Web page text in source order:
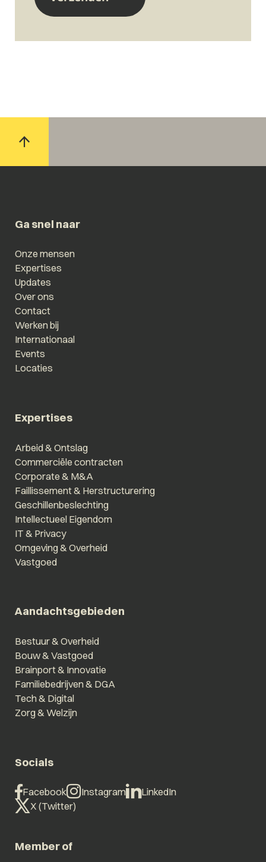
Ga snel naar
Onze mensen
Expertises
Updates
Over ons
Contact
Werken bij
Internationaal
Events
Locaties
Expertises
Arbeid & Ontslag
Commerciële contracten
Corporate & M&A
Faillissement & Herstructurering
Geschillenbeslechting
Intellectueel Eigendom
IT & Privacy
Omgeving & Overheid
Vastgoed
Aandachtsgebieden
Bestuur & Overheid
Bouw & Vastgoed
Brainport & Innovatie
Familiebedrijven & DGA
Tech & Digital
Zorg & Welzijn
Socials
Facebook Instagram
LinkedIn
X (Twitter)
Member of